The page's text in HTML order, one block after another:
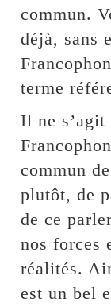
commun.
déjà, sans
terme
Il ne
commun
plutôt, de
de ce
nos forces
réalités.
est un bel